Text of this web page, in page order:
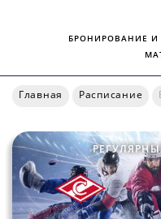
БРОНИРОВАНИЕ И
Главная Расписание